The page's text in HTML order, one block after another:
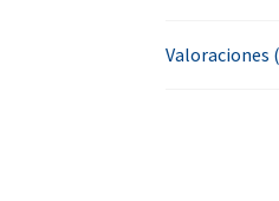
Valoraciones